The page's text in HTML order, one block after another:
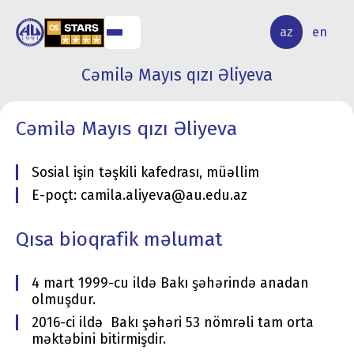
az en
ELMİ
TƏDQİQAT
Cəmilə Mayıs qızı Əliyeva
Cəmilə Mayıs qızı Əliyeva
Sosial işin təşkili kafedrası, müəllim
E-poçt: camila.aliyeva@au.edu.az
Qısa bioqrafik məlumat
4 mart 1999-cu ildə Bakı şəhərində anadan
olmuşdur.
2016-ci ildə Bakı şəhəri 53 nömrəli tam orta
məktəbini bitirmişdir.